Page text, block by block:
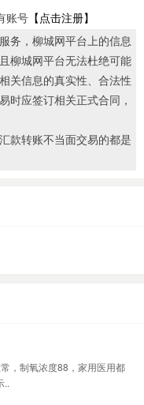
账号 【点击注册】
务，柳城网平台上的信息
柳城网平台无法杜绝可能
关信息的真实性、合法性
时应签订相关正式合同，
款转账不当面交易的都是
，制氧浓度88，家用医用都
..